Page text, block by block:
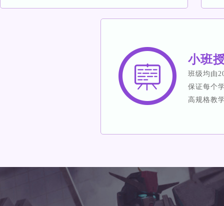
小班
班级均由
保证每个
高规格教